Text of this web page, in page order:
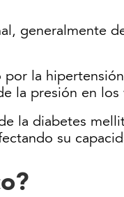
generalmente
por la
la presión en
la diabetes
su